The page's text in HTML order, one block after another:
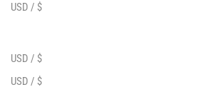
USD / $
USD / $
USD / $